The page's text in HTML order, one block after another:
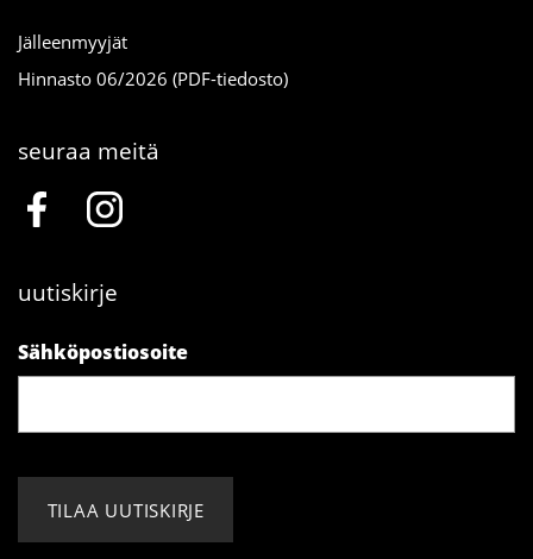
Jälleenmyyjät
Hinnasto 06/2026 (PDF-tiedosto)
seuraa meitä
uutiskirje
Sähköpostiosoite